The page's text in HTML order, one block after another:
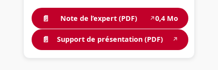
📄 Note de l’expert (PDF) ↗0,4 Mo
📄 Support de présentation (PDF) ↗